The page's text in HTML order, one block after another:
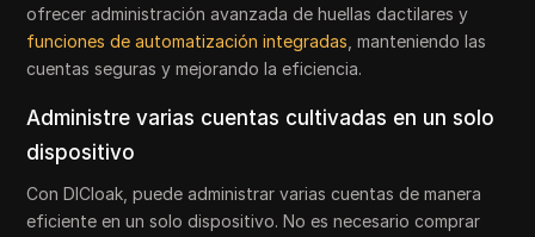
ofrecer administración avanzada de huellas dactilares y
funciones de automatización integradas , manteniendo las
cuentas seguras y mejorando la eficiencia.
Administre varias cuentas cultivadas en un solo
dispositivo
Con DICloak, puede administrar varias cuentas de manera
eficiente en un solo dispositivo. No es necesario comprar